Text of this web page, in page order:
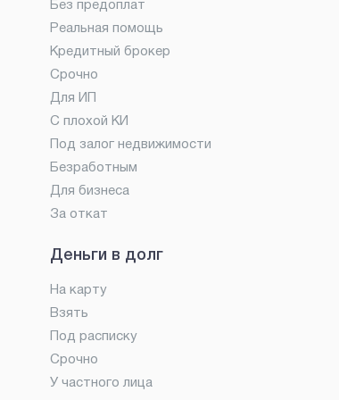
Без предоплат
Реальная помощь
Кредитный брокер
Срочно
Для ИП
С плохой КИ
Под залог недвижимости
Безработным
Для бизнеса
За откат
Деньги в долг
На карту
Взять
Под расписку
Срочно
У частного лица